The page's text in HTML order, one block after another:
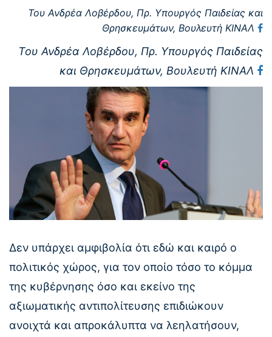
Του Ανδρέα Λοβέρδου, Πρ. Υπουργός Παιδείας και
Θρησκευμάτων, Βουλευτή ΚΙΝΑΛ
Του Ανδρέα Λοβέρδου, Πρ. Υπουργός Παιδείας
και Θρησκευμάτων, Βουλευτή ΚΙΝΑΛ
Δεν υπάρχει αμφιβολία ότι εδώ και καιρό ο
πολιτικός χώρος, για τον οποίο τόσο το κόμμα
της κυβέρνησης όσο και εκείνο της
αξιωματικής αντιπολίτευσης επιδιώκουν
ανοιχτά και απροκάλυπτα να λεηλατήσουν,